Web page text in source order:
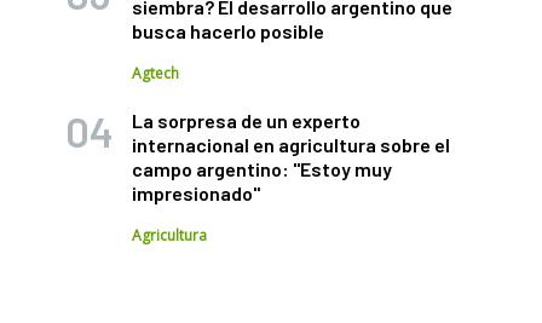
siembra? El desarrollo argentino que
busca hacerlo posible
Agtech
La sorpresa de un experto
internacional en agricultura sobre el
campo argentino: "Estoy muy
impresionado"
Agricultura